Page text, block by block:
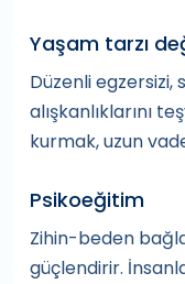
Yaşam tarzı
Düzenli egzersizi,
alışkanlıklarını
kurmak, uzun
Psikoeğitim
Zihin-beden
güçlendirir.